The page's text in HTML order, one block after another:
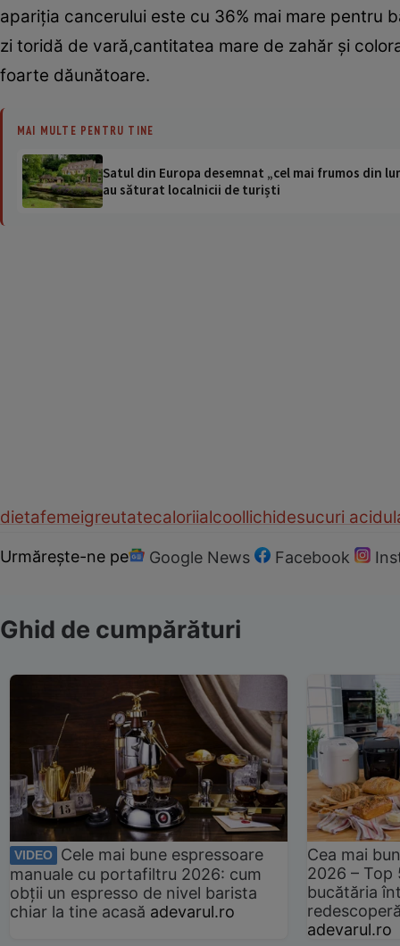
apariţia cancerului este cu 36% mai mare pentru
zi toridă de vară,cantitatea mare de zahăr şi
foarte dăunătoare.
MAI MULTE PENTRU TINE
Satul din Europa desemnat „cel mai frumos din
au săturat localnicii de turiști
dietafemeigreutatecaloriialcoollichidesucuri
Urmărește-ne pe Google News Facebook
Ghid de cumpărături
VIDEO
Cele mai bune espressoare
manuale cu portafiltru 2026: cum
obții un espresso de nivel barista
chiar la tine acasă adevarul.ro
Cea mai
2026 –
bucătăria
adevarul.ro